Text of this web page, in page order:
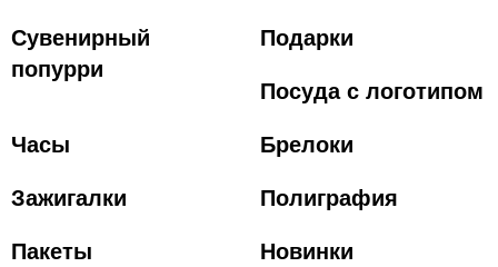
Сувенирный
попурри
Подарки
Посуда с логотипом
Часы
Брелоки
Зажигалки
Полиграфия
Пакеты
Новинки